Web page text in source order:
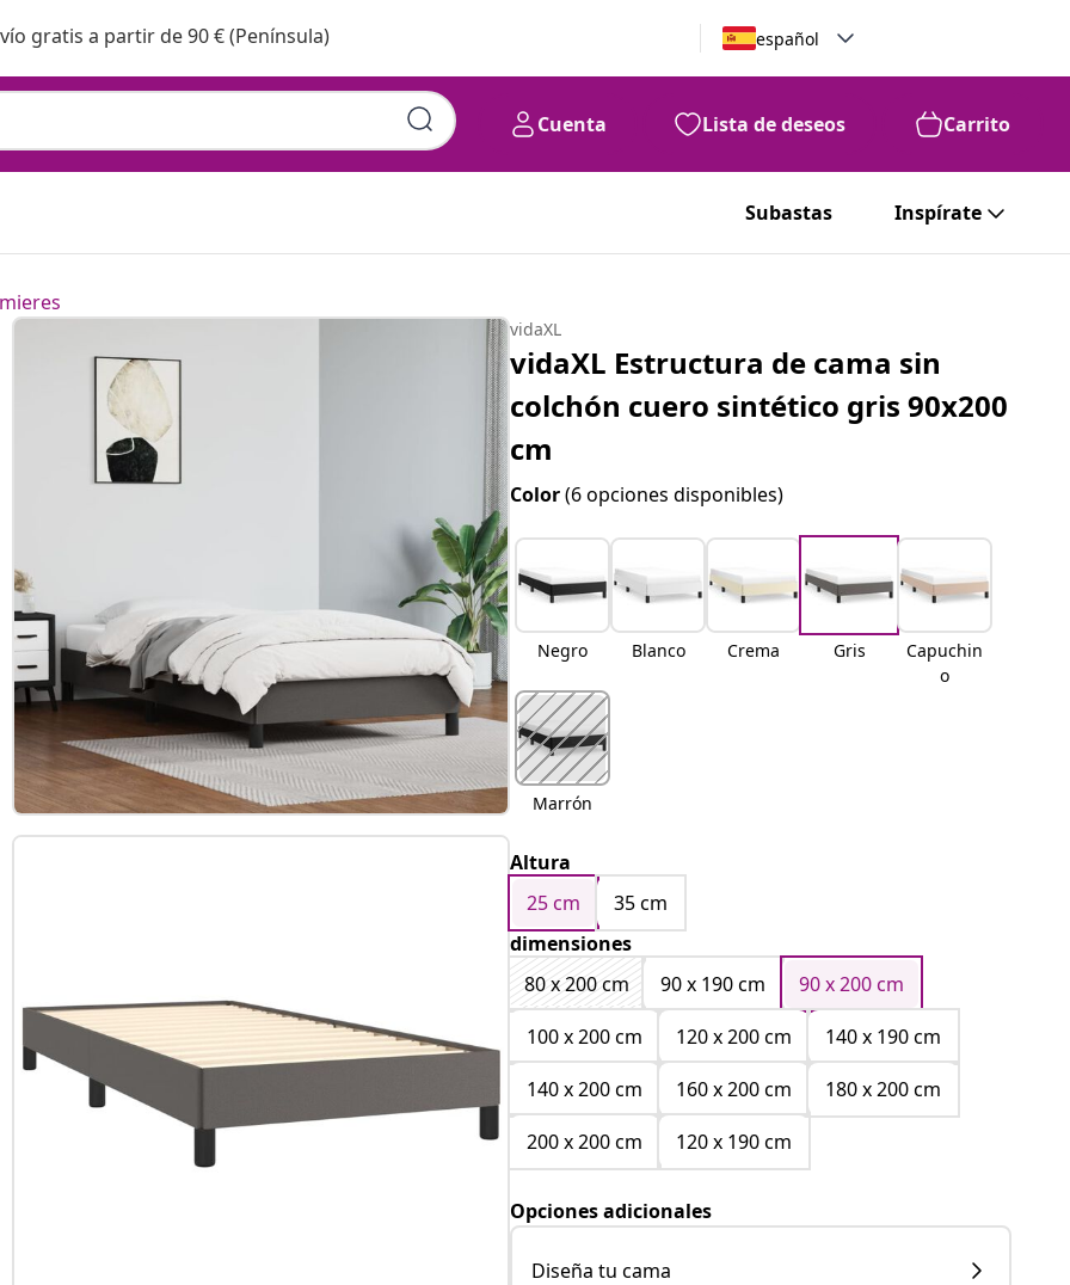
gratis a partir de 90 € (Península) español
Cuenta Lista de deseos Carrito
Subastas Inspírate
vidaXL
vidaXL Estructura de cama sin
colchón cuero sintético gris 90x200
cm
Color(6 opciones disponibles)
Negro Blanco Crema Gris
Capuchin
o
Marrón
Altura
25 cm
35 cm
dimensiones
80 x 200 cm
90 x 190 cm
90 x 200 cm
100 x 200 cm
120 x 200 cm
140 x 190 cm
140 x 200 cm
160 x 200 cm
180 x 200 cm
200 x 200 cm
120 x 190 cm
Opciones adicionales
Diseña tu cama